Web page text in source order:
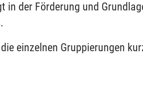
in der Förderung und
einzelnen Gruppierungen